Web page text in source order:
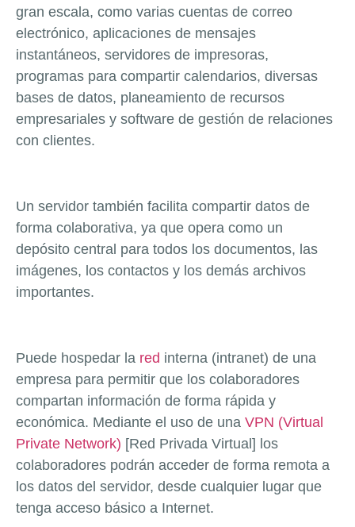
gran escala, como varias cuentas de correo
electrónico, aplicaciones de mensajes
instantáneos, servidores de impresoras,
programas para compartir calendarios, diversas
bases de datos, planeamiento de recursos
empresariales y software de gestión de relaciones
con clientes.
Un servidor también facilita compartir datos de
forma colaborativa, ya que opera como un
depósito central para todos los documentos, las
imágenes, los contactos y los demás archivos
importantes.
Puede hospedar la red interna (intranet) de una
empresa para permitir que los colaboradores
compartan información de forma rápida y
económica. Mediante el uso de una VPN (Virtual
Private Network) [Red Privada Virtual] los
colaboradores podrán acceder de forma remota a
los datos del servidor, desde cualquier lugar que
tenga acceso básico a Internet.